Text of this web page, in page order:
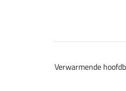
Verwarmende